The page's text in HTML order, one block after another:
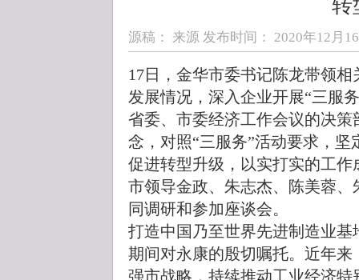
转
源稿： 来源 发布时间： 2020年12月
17日，金华市委书记陈龙带领
发展情况，深入企业开展“三服
省委、市委经济工作会议的决
念，对照“三服务”活动要求，
促进转型升级，以实打实的工
市领导金政、朱志杰、陈美蓉
同调研和参加座谈会。
打造中国乃至世界先进制造业
期间对永康的殷切嘱托。近年
强市战略，持续推动工业经济